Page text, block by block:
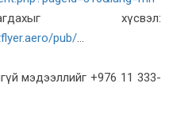
хүсвэл:
pub/...
мэдээллийг +976 11 333-